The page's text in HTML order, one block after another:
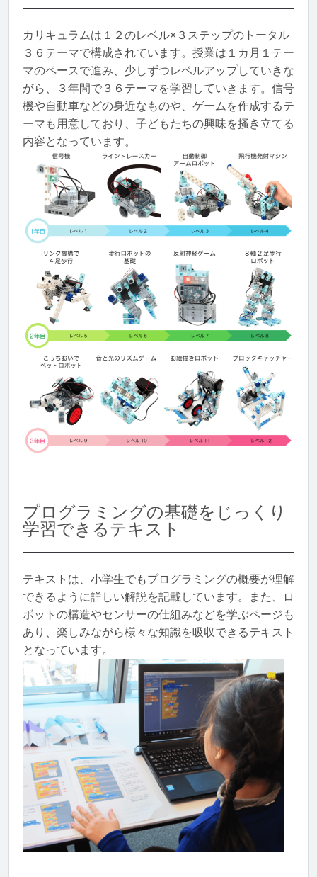
カリキュラムは１２のレベル×３ステップのトータル
３６テーマで構成されています。授業は１カ月１テー
マのペースで進み、少しずつレベルアップしていきな
がら、３年間で３６テーマを学習していきます。信号
機や自動車などの身近なものや、ゲームを作成するテ
ーマも用意しており、子どもたちの興味を掻き立てる
内容となっています。
プログラミングの基礎をじっくり
学習できるテキスト
テキストは、小学生でもプログラミングの概要が理解
できるように詳しい解説を記載しています。また、ロ
ボットの構造やセンサーの仕組みなどを学ぶページも
あり、楽しみながら様々な知識を吸収できるテキスト
となっています。